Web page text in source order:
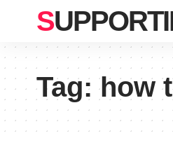
Tag:how